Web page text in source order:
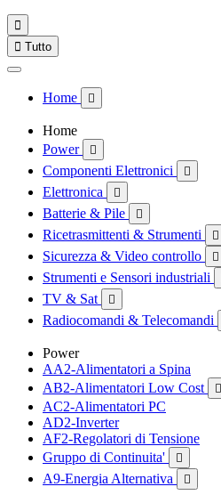

 Tutto
Home 
Home
Power

Componenti Elettronici 
Elettronica 
Batterie & Pile 
Ricetrasmittenti & Strumenti 
Sicurezza & Video controllo 
Strumenti e Sensori industriali
TV & Sat 
Radiocomandi & Telecomandi
Power
AA2-Alimentatori a Spina
AB2-Alimentatori Low Cost

AC2-Alimentatori PC
AD2-Inverter
AF2-Regolatori di Tensione
Gruppo di Continuita'

A9-Energia Alternativa 